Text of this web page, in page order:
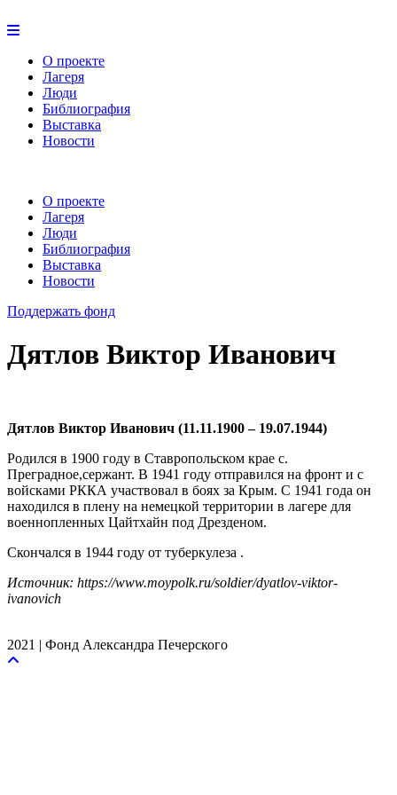
О проекте
Лагеря
Люди
Библиография
Выставка
Новости
О проекте
Лагеря
Люди
Библиография
Выставка
Новости
Поддержать фонд
Дятлов Виктор Иванович
Дятлов Виктор Иванович (11.11.1900 – 19.07.1944)
Родился в 1900 году в Ставропольском крае с.
Преградное,сержант. В 1941 году отправился на фронт и с
войсками РККА участвовал в боях за Крым. С 1941 года он
находился в плену на немецкой территории в лагере для
военнопленных Цайтхайн под Дрезденом.
Скончался в 1944 году от туберкулеза .
Источник: https://www.moypolk.ru/soldier/dyatlov-viktor-
ivanovich
2021 | Фонд Александра Печерского